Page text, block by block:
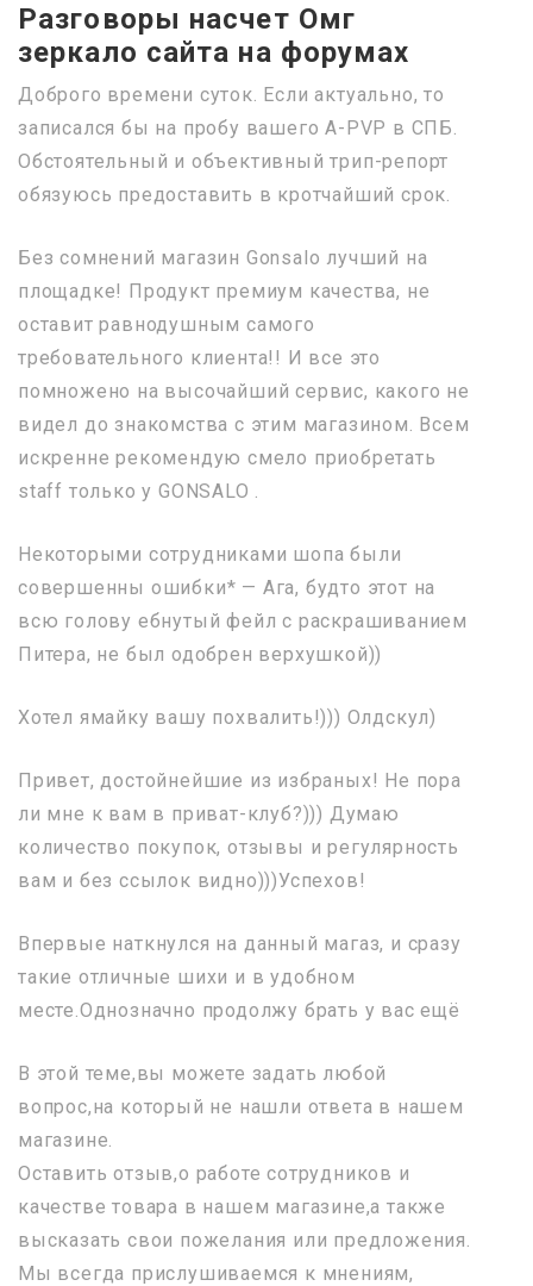
Разговоры насчет Омг
зеркало сайта на форумах
Доброго времени суток. Если актуально, то
записался бы на пробу вашего A-PVP в СПБ.
Обстоятельный и объективный трип-репорт
обязуюсь предоставить в кротчайший срок.
Без сомнений магазин Gonsalo лучший на
площадке! Продукт премиум качества, не
оставит равнодушным самого
требовательного клиента!! И все это
помножено на высочайший сервис, какого не
видел до знакомства с этим магазином. Всем
искренне рекомендую смело приобретать
staff только у GONSALO .
Некоторыми сотрудниками шопа были
совершенны ошибки* — Ага, будто этот на
всю голову ебнутый фейл с раскрашиванием
Питера, не был одобрен верхушкой))
Хотел ямайку вашу похвалить!))) Олдскул)
Привет, достойнейшие из избраных! Не пора
ли мне к вам в приват-клуб?))) Думаю
количество покупок, отзывы и регулярность
вам и без ссылок видно)))Успехов!
Впервые наткнулся на данный магаз, и сразу
такие отличные шихи и в удобном
месте.Однозначно продолжу брать у вас ещё
В этой теме,вы можете задать любой
вопрос,на который не нашли ответа в нашем
магазине.
Оставить отзыв,о работе сотрудников и
качестве товара в нашем магазине,а также
высказать свои пожелания или предложения.
Мы всегда прислушиваемся к мнениям,